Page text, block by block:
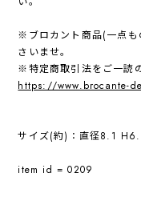
※ブロカント商品(一点も
さいませ。
※特定商取引法をご一読
https://www.brocante-
サイズ(約)：直径8.1
item id = 0209